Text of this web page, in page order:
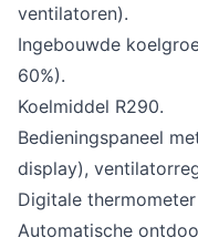
ventilatoren).
Ingebouwde
60%).
Koelmiddel R290.
Bedieningspaneel
display),
Digitale
Automatische